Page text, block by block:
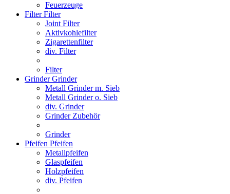
Feuerzeuge
FilterFilter
Joint Filter
Aktivkohlefilter
Zigarettenfilter
div. Filter
Filter
GrinderGrinder
Metall Grinder m. Sieb
Metall Grinder o. Sieb
div. Grinder
Grinder Zubehör
Grinder
Pfeifen Pfeifen
Metallpfeifen
Glaspfeifen
Holzpfeifen
div. Pfeifen